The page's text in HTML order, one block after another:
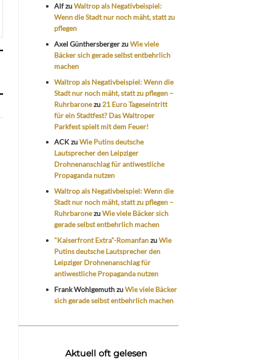
AlfzuWaltrop als Negativbeispiel:
Wenn die Stadt nur noch mäht, statt zu
pflegen
Axel GünthersbergerzuWie viele
Bäcker sich gerade selbst entbehrlich
machen
Waltrop als Negativbeispiel: Wenn die
Stadt nur noch mäht, statt zu pflegen –
Ruhrbaronezu 21 Euro Tageseintritt
für ein Stadtfest? Das Waltroper
Parkfest spielt mit dem Feuer!
ACKzuWie Putins deutsche
Lautsprecher den Leipziger
Drohnenanschlag für antiwestliche
Propaganda nutzen
Waltrop als Negativbeispiel: Wenn die
Stadt nur noch mäht, statt zu pflegen –
RuhrbaronezuWie viele Bäcker sich
gerade selbst entbehrlich machen
"Kaiserfront Extra"-RomanfanzuWie
Putins deutsche Lautsprecher den
Leipziger Drohnenanschlag für
antiwestliche Propaganda nutzen
Frank WohlgemuthzuWie viele Bäcker
sich gerade selbst entbehrlich machen
Aktuell oft gelesen